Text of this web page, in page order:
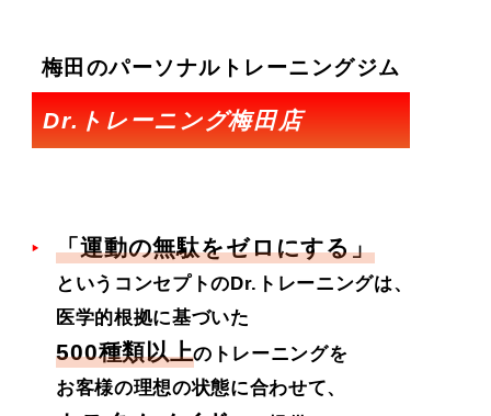
梅田のパーソナルトレーニングジム
Dr.トレーニング梅田店
「運動の無駄をゼロにする」
というコンセプトのDr.トレーニングは、
医学的根拠に基づいた
500種類以上のトレーニングを
お客様の理想の状態に合わせて、